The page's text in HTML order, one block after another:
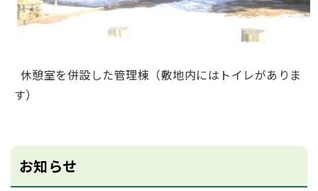
休憩室を併設した管理棟（敷地内にはトイレがありま
す）
お知らせ